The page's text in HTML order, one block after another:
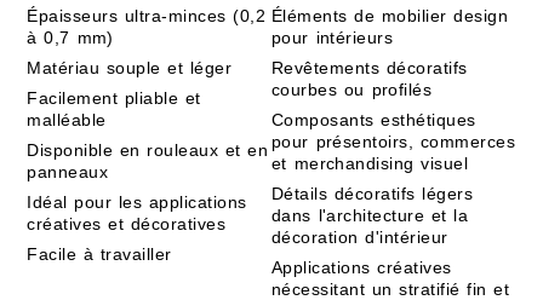
Épaisseurs ultra-minces (0,2
à 0,7 mm)
Matériau souple et léger
Facilement pliable et
malléable
Disponible en rouleaux et en
panneaux
Idéal pour les applications
créatives et décoratives
Facile à travailler
Éléments de mobilier design
pour intérieurs
Revêtements décoratifs
courbes ou profilés
Composants esthétiques
pour présentoirs, commerces
et merchandising visuel
Détails décoratifs légers
dans l'architecture et la
décoration d'intérieur
Applications créatives
nécessitant un stratifié fin et